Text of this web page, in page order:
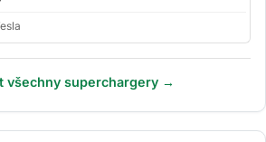
všechny superchargery →